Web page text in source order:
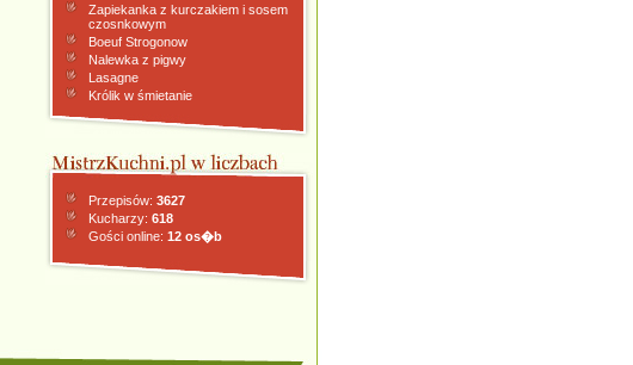
Zapiekanka z kurczakiem i sosem
czosnkowym
Boeuf Strogonow
Nalewka z pigwy
Lasagne
Królik w śmietanie
Przepisów: 3627
Kucharzy: 618
Gości online: 12 os�b